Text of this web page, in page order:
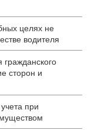
целях не
водителя
сторон и
при